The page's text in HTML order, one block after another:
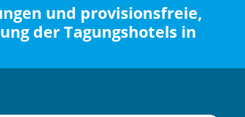
und provisionsfreie,
der Tagungshotels in